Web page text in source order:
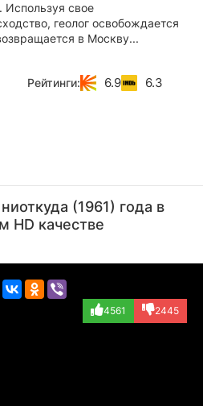
свое
геолог освобождается
в Москву...
Рейтинги: 6.9 6.3
(в титрах не ука...)
(1961) года в
HD качестве
4561 2445